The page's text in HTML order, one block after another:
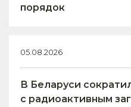
порядок
05.08.2026
В Беларуси
с радиоактивным